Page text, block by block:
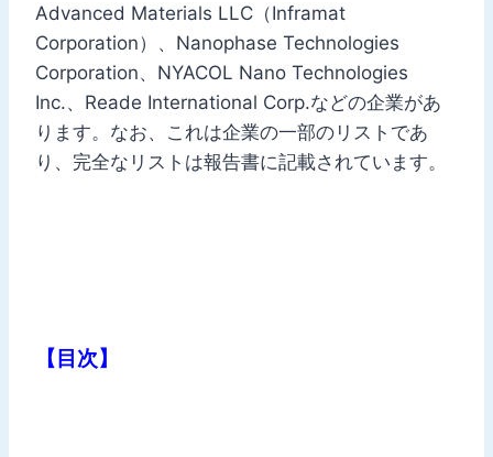
Advanced Materials LLC（Inframat
Corporation）、Nanophase Technologies
Corporation、NYACOL Nano Technologies
Inc.、Reade International Corp.などの企業があ
ります。なお、これは企業の一部のリストであ
り、完全なリストは報告書に記載されています。
【目次】